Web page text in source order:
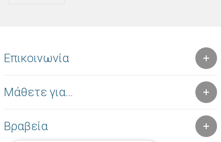
Επικοινωνία
Μάθετε για...
Βραβεία